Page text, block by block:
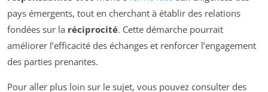
pays émergents, tout en cherchant à établir des relations
fondées sur la réciprocité. Cette démarche pourrait
améliorer l’efficacité des échanges et renforcer l’engagement
des parties prenantes.
Pour aller plus loin sur le sujet, vous pouvez consulter des